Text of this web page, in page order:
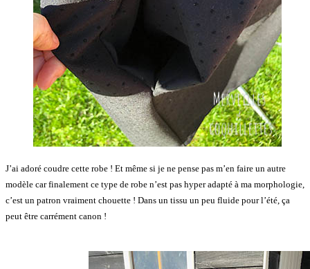
J’ai adoré coudre cette robe ! Et même si je ne pense pas m’en faire un autre
modèle car finalement ce type de robe n’est pas hyper adapté à ma morphologie,
c’est un patron vraiment chouette ! Dans un tissu un peu fluide pour l’été, ça
peut être carrément canon !